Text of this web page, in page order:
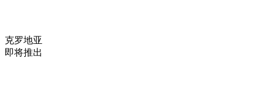
克罗地亚
即将推出